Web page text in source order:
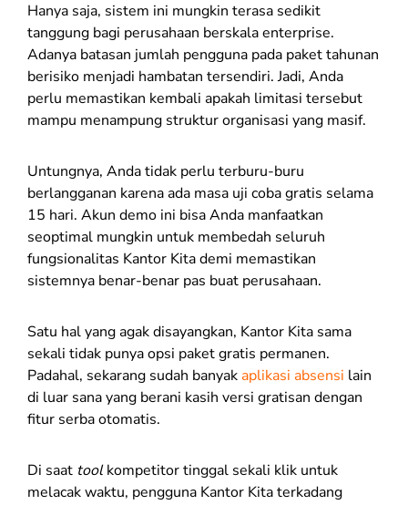
Hanya saja, sistem ini mungkin terasa sedikit
tanggung bagi perusahaan berskala enterprise.
Adanya batasan jumlah pengguna pada paket tahunan
berisiko menjadi hambatan tersendiri. Jadi, Anda
perlu memastikan kembali apakah limitasi tersebut
mampu menampung struktur organisasi yang masif.
Untungnya, Anda tidak perlu terburu-buru
berlangganan karena ada masa uji coba gratis selama
15 hari. Akun demo ini bisa Anda manfaatkan
seoptimal mungkin untuk membedah seluruh
fungsionalitas Kantor Kita demi memastikan
sistemnya benar-benar pas buat perusahaan.
Satu hal yang agak disayangkan, Kantor Kita sama
sekali tidak punya opsi paket gratis permanen.
Padahal, sekarang sudah banyakaplikasi absensi lain
di luar sana yang berani kasih versi gratisan dengan
fitur serba otomatis.
Di saat toolkompetitor tinggal sekali klik untuk
melacak waktu, pengguna Kantor Kita terkadang